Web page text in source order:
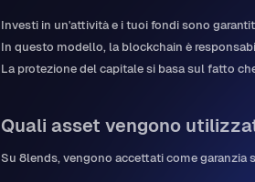
Investi in un'attività e i tuoi fondi sono
In questo modello, la blockchain è
La protezione del capitale si basa sul fatto
Quali asset vengono
Su 8lends, vengono accettati come garanzia